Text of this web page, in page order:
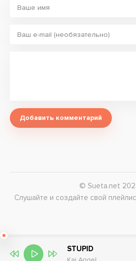
Добавить комментарий
© Sueta.net
Слушайте и создайте свой
STUPID